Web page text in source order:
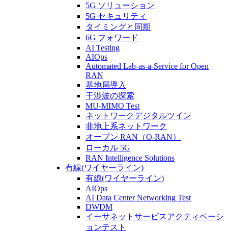
5G ソリューション
5G セキュリティ
タイミングと同期
6G フォワード
AI Testing
AIOps
Automated Lab-as-a-Service for Open
RAN
基地局導入
干渉波の探索
MU-MIMO Test
ネットワークデジタルツイン
非地上系ネットワーク
オープン RAN（O-RAN）
ローカル 5G
RAN Intelligence Solutions
有線(ワイヤーライン)
有線(ワイヤーライン)
AIOps
AI Data Center Networking Test
DWDM
イーサネットサービスアクティベーシ
ョンテスト